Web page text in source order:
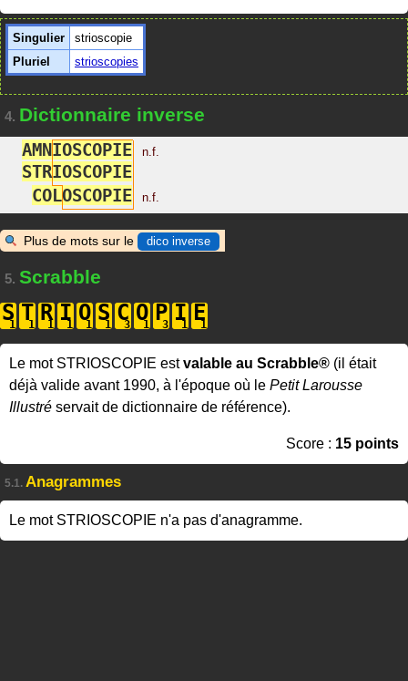
Singulier
strioscopie
Pluriel
strioscopies
4. Dictionnaire inverse
AMNIOSCOPIE n.f.
STRIOSCOPIE
COLOSCOPIE n.f.
Plus de mots sur le dico inverse
5. Scrabble
S T R I O S C O P I E
Le mot STRIOSCOPIE estvalable au Scrabble® (il était
déjà valide avant 1990, à l'époque où le Petit Larousse
Illustré servait de dictionnaire de référence).
Score : 15 points
5.1. Anagrammes
Le mot STRIOSCOPIE n'a pas d'anagramme.